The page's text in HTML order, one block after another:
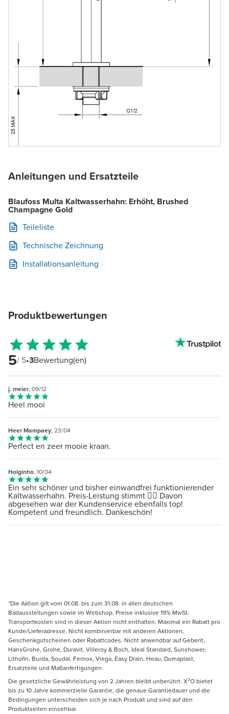
Anleitungen und Ersatzteile
Blaufoss Multa Kaltwasserhahn: Erhöht, Brushed
Champagne Gold
Teileliste
Technische Zeichnung
Installationsanleitung
Produktbewertungen
5/ 5•3Bewertung(en)
j. meier, 09/12
Heel mooi
Heer Mampaey, 23/04
Perfect en zeer mooie kraan.
Holginho, 10/04
Ein sehr schöner und bisher einwandfrei funktionierender
Kaltwasserhahn. Preis-Leistung stimmt 👍🏻 Davon
abgesehen war der Kundenservice ebenfalls top!
Kompetent und freundlich. Dankeschön!
*Die Aktion gilt vom 01.08. bis zum 31.08. in allen deutschen
Badausstellungen sowie im Webshop. Preise inklusive 19% MwSt.
Transportkosten sind in dieser Aktion nicht enthalten. Maximal ein Rabatt pro
Kunde/Lieferadresse. Nicht kombinierbar mit anderen Aktionen,
Geschenkgutscheinen oder Rabattcodes. Nicht anwendbar auf Geberit,
HansGrohe, Grohe, Duravit, Villeroy & Boch, Ideal Standard, Sunshower,
Lithofin, Burda, Soudal, Fernox, Viega, Easy Drain, Heau, Dumaplast,
Ersatzteile und Maßanfertigungen.
Die gesetzliche Gewährleistung von 2 Jahren bleibt unberührt. X²O bietet
bis zu 10 Jahre kommerzielle Garantie, die genaue Garantiedauer und die
Bedingungen unterscheiden sich je nach Produkt und sind auf den
Produktseiten einsehbar.